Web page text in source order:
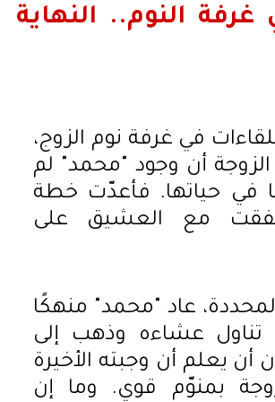
النوم.. النهاية
في غرفة نوم الزوج،
أن وجود "محمد" لم
في حياتها. فأعدّت خطة
مع العشيق على
عاد "محمد" منهكًا
تناول عشاءه وذهب إلى
أن يعلم أن وجبته الأخيرة
بمنوّم قوي. وما إن